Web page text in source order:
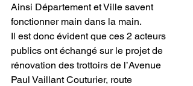
Ainsi Département et Ville savent
fonctionner main dans la main.
Il est donc évident que ces 2 acteurs
publics ont échangé sur le projet de
rénovation des trottoirs de l’Avenue
Paul Vaillant Couturier, route